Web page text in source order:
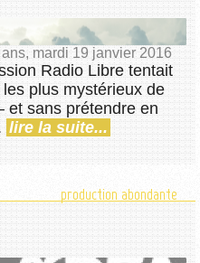
mardi 19 janvier 2016
Radio Libre tentait
plus mystérieux de
et sans prétendre en
lire la suite...
production abondante